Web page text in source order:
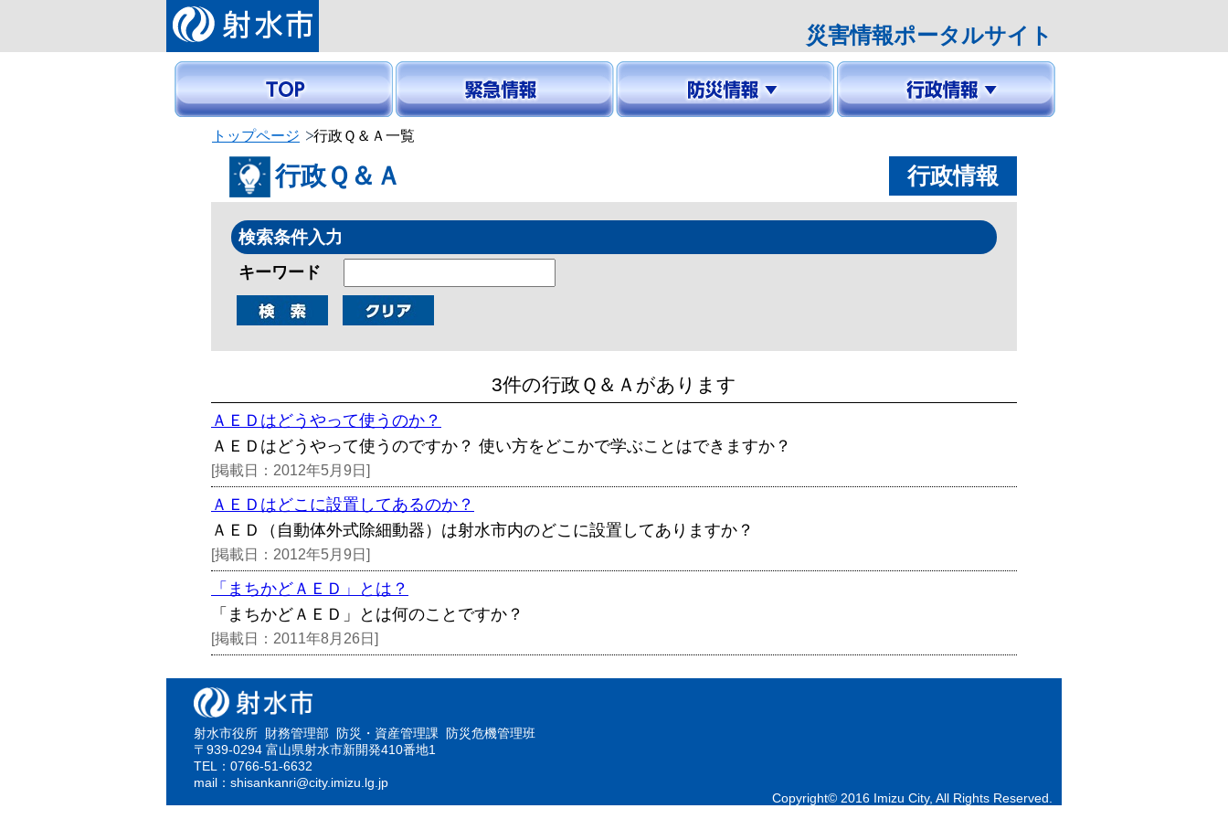
災害情報ポータルサイト
トップページ 行政Ｑ＆Ａ一覧
行政Ｑ＆Ａ 行政情報
検索条件入力
キーワード
3件の行政Ｑ＆Ａがあります
ＡＥＤはどうやって使うのか？
ＡＥＤはどうやって使うのですか？ 使い方をどこかで学ぶことはできますか？
[掲載日：2012年5月9日]
ＡＥＤはどこに設置してあるのか？
ＡＥＤ（自動体外式除細動器）は射水市内のどこに設置してありますか？
[掲載日：2012年5月9日]
「まちかどＡＥＤ」とは？
「まちかどＡＥＤ」とは何のことですか？
[掲載日：2011年8月26日]
射水市役所 財務管理部 防災・資産管理課 防災危機管理班
〒939-0294 富山県射水市新開発410番地1
TEL：0766-51-6632
mail：shisankanri@city.imizu.lg.jp
Copyright© 2016 Imizu City, All Rights Reserved.